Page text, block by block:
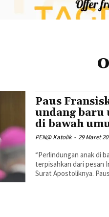
Paus
undang baru
di bawah
PEN@ Katolik - 29 Maret
“Perlindungan anak di
terpisahkan dari pesan
Surat Apostoliknya.